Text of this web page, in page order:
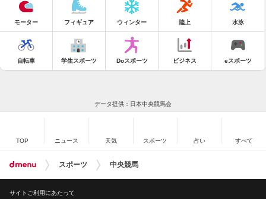
モーター フィギュア ウィンター 陸上 水泳
自転車 学生スポーツ Doスポーツ ビジネス eスポーツ
データ提供：日本中央競馬会
TOP ニュース 天気 スポーツ 占い すべて
スポーツ 中央競馬
サイトご利用にあたって